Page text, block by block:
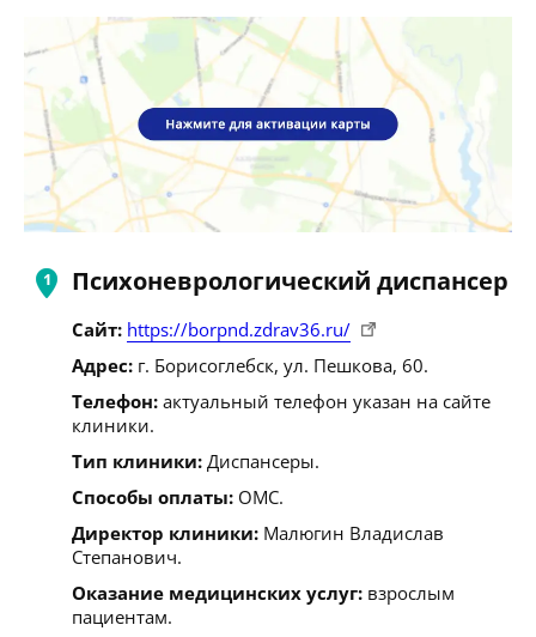
Психоневрологический диспансер
Сайт: https://borpnd.zdrav36.ru/
Адрес: г. Борисоглебск, ул. Пешкова, 60.
Телефон: актуальный телефон указан на сайте
клиники.
Тип клиники: Диспансеры.
Способы оплаты: ОМС.
Директор клиники: Малюгин Владислав
Степанович.
Оказание медицинских услуг: взрослым
пациентам.